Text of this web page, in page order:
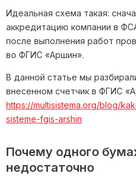
Идеальная схема такая:
аккредитацию компании в
после выполнения работ
во ФГИС «Аршин».
В данной статье мы
внесенном счетчик в ФГИС
https://multisistema.org/blog/
sisteme-fgis-arshin
Почему одного
недостаточно